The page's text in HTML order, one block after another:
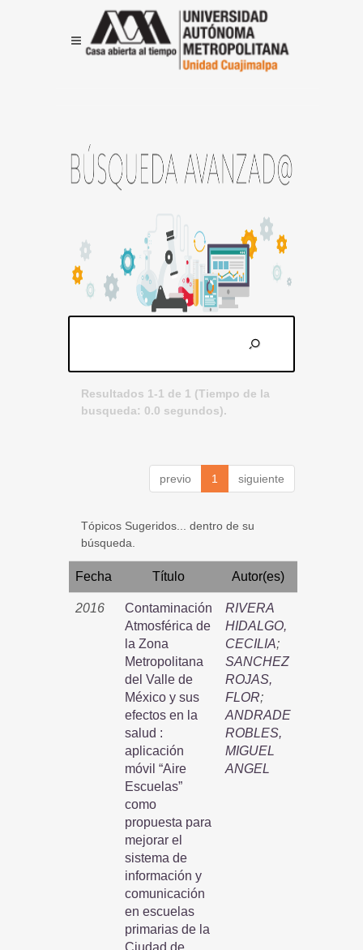
Resultados 1-1 de 1 (Tiempo de la
busqueda: 0.0 segundos).
previo 1 siguiente
Tópicos Sugeridos... dentro de su
búsqueda.
Fecha Título Autor(es)
2016
Contaminación
Atmosférica de
la Zona
Metropolitana
del Valle de
México y sus
efectos en la
salud :
aplicación
móvil “Aire
Escuelas”
como
propuesta para
mejorar el
sistema de
información y
comunicación
en escuelas
primarias de la
Ciudad de
RIVERA
HIDALGO,
CECILIA;
SANCHEZ
ROJAS,
FLOR;
ANDRADE
ROBLES,
MIGUEL
ANGEL